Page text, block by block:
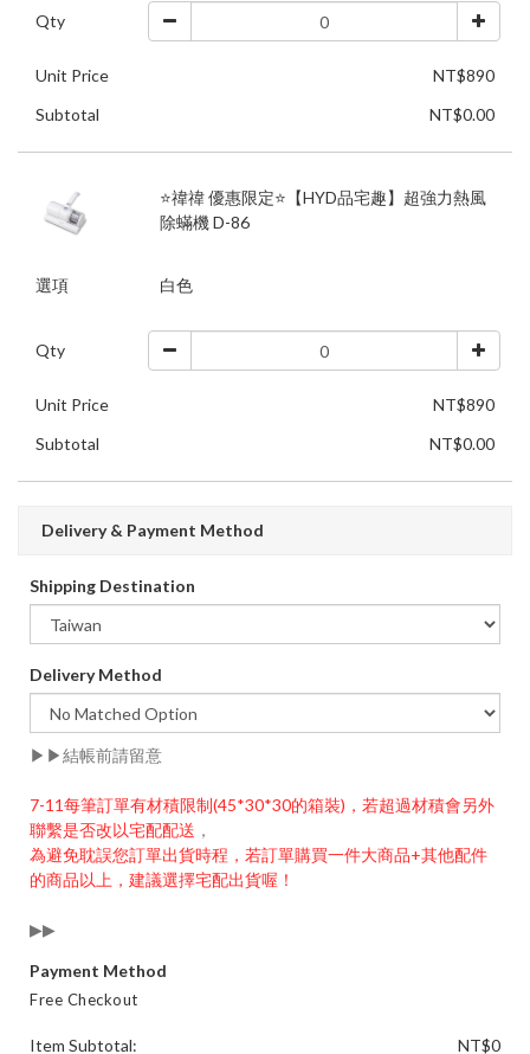
Qty
Unit Price
NT$890
Subtotal
NT$0.00
⭐禕禕 優惠限定⭐【HYD品宅趣】超強力熱風
除蟎機 D-86
選項 白色
Qty
Unit Price
NT$890
Subtotal
NT$0.00
Delivery & Payment Method
Shipping Destination
Delivery Method
▶▶結帳前請留意
7-11每筆訂單有材積限制(45*30*30的箱裝)，若超過材積會另外
聯繫是否改以宅配配送 ，
為避免耽誤您訂單出貨時程，若訂單購買一件大商品+其他配件
的商品以上，建議選擇宅配出貨喔！
▶▶
Payment Method
Free Checkout
Item Subtotal: NT$0